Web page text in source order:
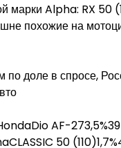
марки Alpha: RX 50
похожие на
доле в спросе,
AF-
50